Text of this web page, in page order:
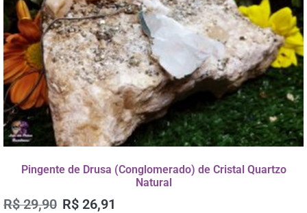
Pingente de Drusa (Conglomerado) de Cristal Quartzo
Natural
R$29,90 R$ 26,91